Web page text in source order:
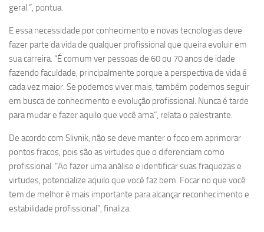
geral.”, pontua.
E essa necessidade por conhecimento e novas tecnologias deve
fazer parte da vida de qualquer profissional que queira evoluir em
sua carreira. “É comum ver pessoas de 60 ou 70 anos de idade
fazendo faculdade, principalmente porque a perspectiva de vida é
cada vez maior. Se podemos viver mais, também podemos seguir
em busca de conhecimento e evolução profissional. Nunca é tarde
para mudar e fazer aquilo que você ama”, relata o palestrante.
De acordo com Slivnik, não se deve manter o foco em aprimorar
pontos fracos, pois são as virtudes que o diferenciam como
profissional. “Ao fazer uma análise e identificar suas fraquezas e
virtudes, potencialize aquilo que você faz bem. Focar no que você
tem de melhor é mais importante para alcançar reconhecimento e
estabilidade profissional”, finaliza.